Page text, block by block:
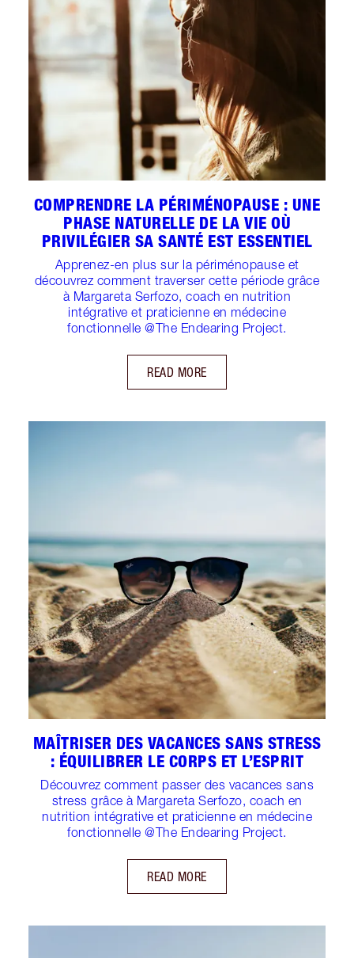
COMPRENDRE LA PÉRIMÉNOPAUSE : UNE
PHASE NATURELLE DE LA VIE OÙ
PRIVILÉGIER SA SANTÉ EST ESSENTIEL
Apprenez-en plus sur la périménopause et
découvrez comment traverser cette période grâce
à Margareta Serfozo, coach en nutrition
intégrative et praticienne en médecine
fonctionnelle @The Endearing Project.
READ MORE
MAÎTRISER DES VACANCES SANS STRESS
: ÉQUILIBRER LE CORPS ET L’ESPRIT
Découvrez comment passer des vacances sans
stress grâce à Margareta Serfozo, coach en
nutrition intégrative et praticienne en médecine
fonctionnelle @The Endearing Project.
READ MORE